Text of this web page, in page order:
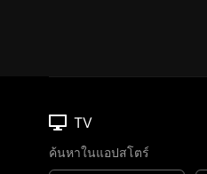
TV
ค้นหาในแอปสโตร์